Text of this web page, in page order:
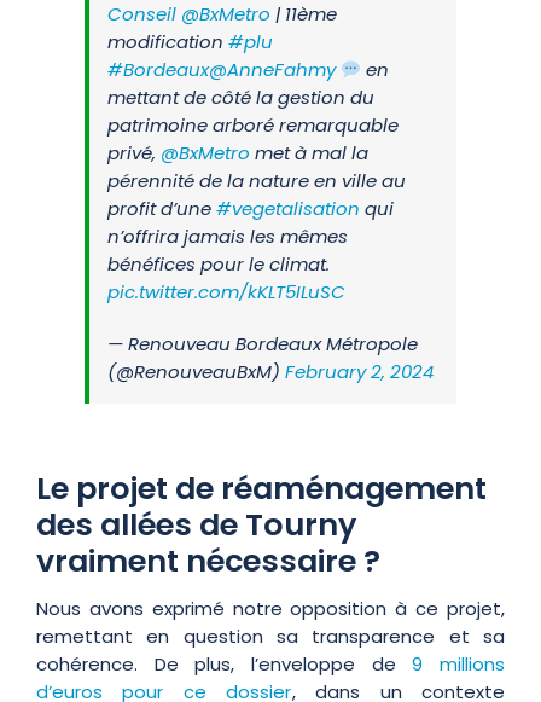
Conseil @BxMetro | 11ème
modification #plu
#Bordeaux@AnneFahmy
en
mettant de côté la gestion du
patrimoine arboré remarquable
privé, @BxMetro met à mal la
pérennité de la nature en ville au
profit d’une#vegetalisation qui
n’offrira jamais les mêmes
bénéfices pour le climat.
pic.twitter.com/kKLT5ILuSC
— Renouveau Bordeaux Métropole
(@RenouveauBxM) February 2, 2024
Le projet de réaménagement
des allées de Tourny
vraiment nécessaire ?
Nous avons exprimé notre opposition à ce projet,
remettant en question sa transparence et sa
cohérence. De plus, l’enveloppe de9 millions
d’euros pour ce dossier, dans un contexte